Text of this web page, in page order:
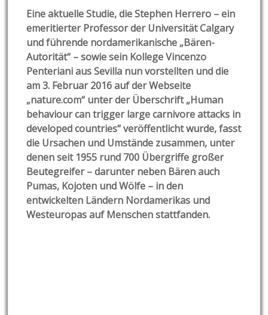
Eine aktuelle Studie, die Stephen Herrero – ein
emeritierter Professor der Universität Calgary
und führende nordamerikanische „Bären-
Autorität“ – sowie sein Kollege Vincenzo
Penteriani aus Sevilla nun vorstellten und die
am 3. Februar 2016 auf der Webseite
„nature.com“ unter der Überschrift „Human
behaviour can trigger large carnivore attacks in
developed countries“ veröffentlicht wurde, fasst
die Ursachen und Umstände zusammen, unter
denen seit 1955 rund 700 Übergriffe großer
Beutegreifer – darunter neben Bären auch
Pumas, Kojoten und Wölfe – in den
entwickelten Ländern Nordamerikas und
Westeuropas auf Menschen stattfanden.